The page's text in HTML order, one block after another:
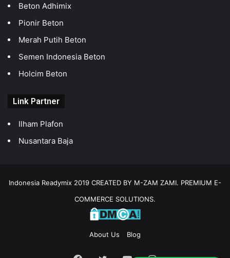
Beton Adhimix
Pionir Beton
Merah Putih Beton
Semen Indonesia Beton
Holcim Beton
Link Partner
Ilham Plafon
Nusantara Baja
Indonesia Readymix 2019 CREATED BY M-ZAM ZAMI. PREMIUM E-
COMMERCE SOLUTIONS.
About Us Blog